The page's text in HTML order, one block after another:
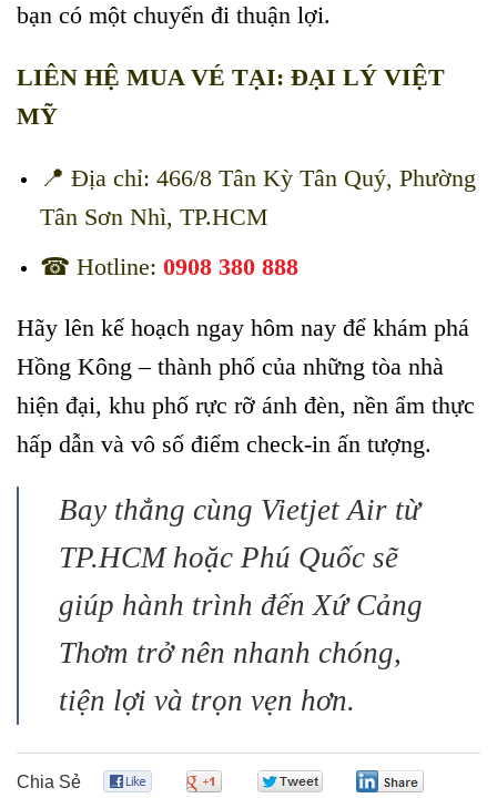
bạn có một chuyến đi thuận lợi.
LIÊN HỆ MUA VÉ TẠI: ĐẠI LÝ VIỆT
MỸ
📍 Địa chỉ: 466/8 Tân Kỳ Tân Quý, Phường
Tân Sơn Nhì, TP.HCM
☎ Hotline: 0908 380 888
Hãy lên kế hoạch ngay hôm nay để khám phá
Hồng Kông – thành phố của những tòa nhà
hiện đại, khu phố rực rỡ ánh đèn, nền ẩm thực
hấp dẫn và vô số điểm check-in ấn tượng.
Bay thẳng cùng Vietjet Air từ
TP.HCM hoặc Phú Quốc sẽ
giúp hành trình đến Xứ Cảng
Thơm trở nên nhanh chóng,
tiện lợi và trọn vẹn hơn.
Chia Sẻ